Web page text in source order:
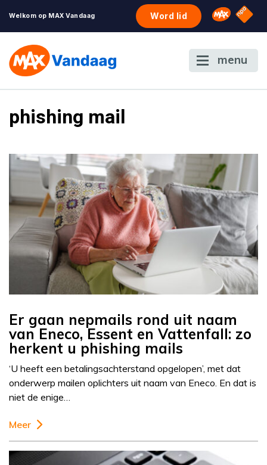
Welkom op MAX Vandaag Word lid Omroep
NPO
menu
phishing mail
Er gaan nepmails rond uit naam
van Eneco, Essent en Vattenfall: zo
herkent u phishing mails
‘U heeft een betalingsachterstand opgelopen’, met dat
onderwerp mailen oplichters uit naam van Eneco. En dat is
niet de enige…
Meer